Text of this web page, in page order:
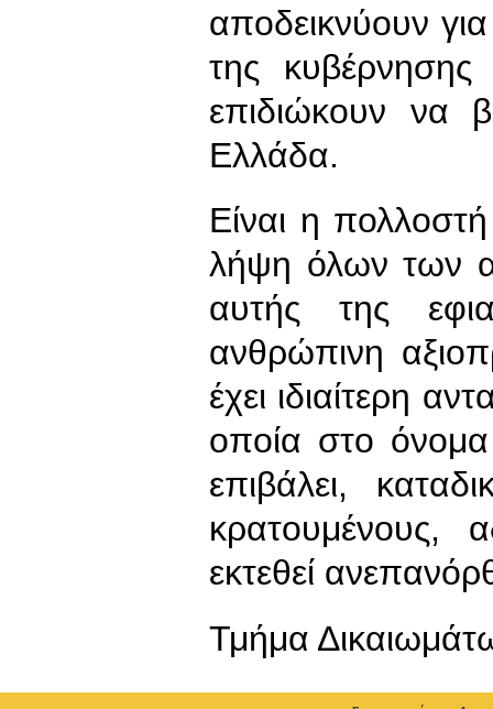
αποδεικνύουν
της
επιδιώκουν να
Ελλάδα.
Είναι η
λήψη όλων των
αυτής της
ανθρώπινη
έχει ιδιαίτερη
οποία στο όνομα
επιβάλει,
κρατουμένους,
εκτεθεί
Τμήμα